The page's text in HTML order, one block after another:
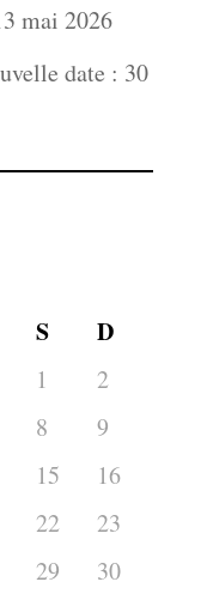
mai 2026
date : 30
S D
1
2
8 9
15
16
22
23
29 30